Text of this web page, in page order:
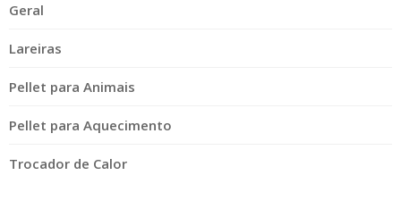
Geral
Lareiras
Pellet para Animais
Pellet para Aquecimento
Trocador de Calor